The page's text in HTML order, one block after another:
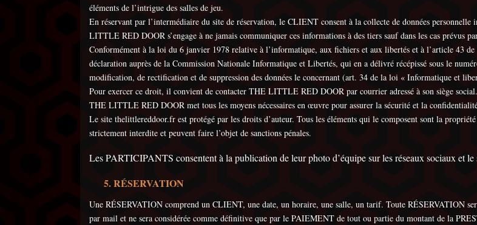
éléments de l’intrigue des salles de jeu.
En réservant par l’intermédiaire du site de réservation, le CLIENT consent à la collecte de données
LITTLE RED DOOR s’engage à ne jamais communiquer ces informations à des tiers sauf dans les cas prévus
Conformément à la loi du 6 janvier 1978 relative à l’informatique, aux fichiers et aux libertés et à l’article 43
déclaration auprès de la Commission Nationale Informatique et Libertés, qui en a délivré récépissé sous le
modification, de rectification et de suppression des données le concernant (art. 34 de la loi « Informatique et
Pour exercer ce droit, il convient de contacter THE LITTLE RED DOOR par courrier adressé à son siège social.
THE LITTLE RED DOOR met tous les moyens nécessaires en œuvre pour assurer la sécurité et la
Le site thelittlereddoor.fr est protégé par les droits d’auteur. Tous les éléments qui le composent sont la
strictement interdite et peuvent faire l’objet de sanctions pénales.
Les PARTICIPANTS consentent à la publication de leur photo d’équipe sur les réseaux sociaux et
RÉSERVATION
Une RÉSERVATION comprend un CLIENT, une date, un horaire, une salle, un tarif. Toute RÉSERVATION
par mail et ne sera considérée comme définitive que par le PAIEMENT de tout ou partie du montant de la